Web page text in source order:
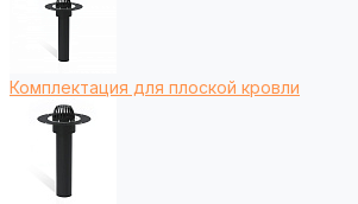
Комплектация для плоской кровли